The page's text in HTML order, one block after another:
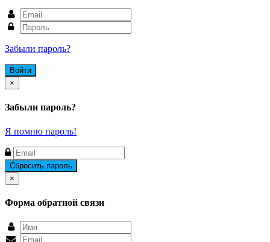
Забыли пароль?
×
Забыли пароль?
Я помню пароль!
×
Форма обратной связи